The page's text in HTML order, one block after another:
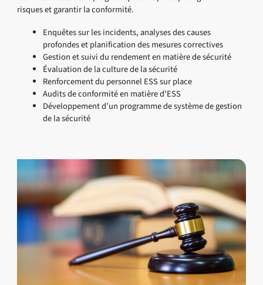
risques et garantir la conformité.
Enquêtes sur les incidents, analyses des causes
profondes et planification des mesures correctives
Gestion et suivi du rendement en matière de sécurité
Évaluation de la culture de la sécurité
Renforcement du personnel ESS sur place
Audits de conformité en matière d’ESS
Développement d’un programme de système de gestion
de la sécurité